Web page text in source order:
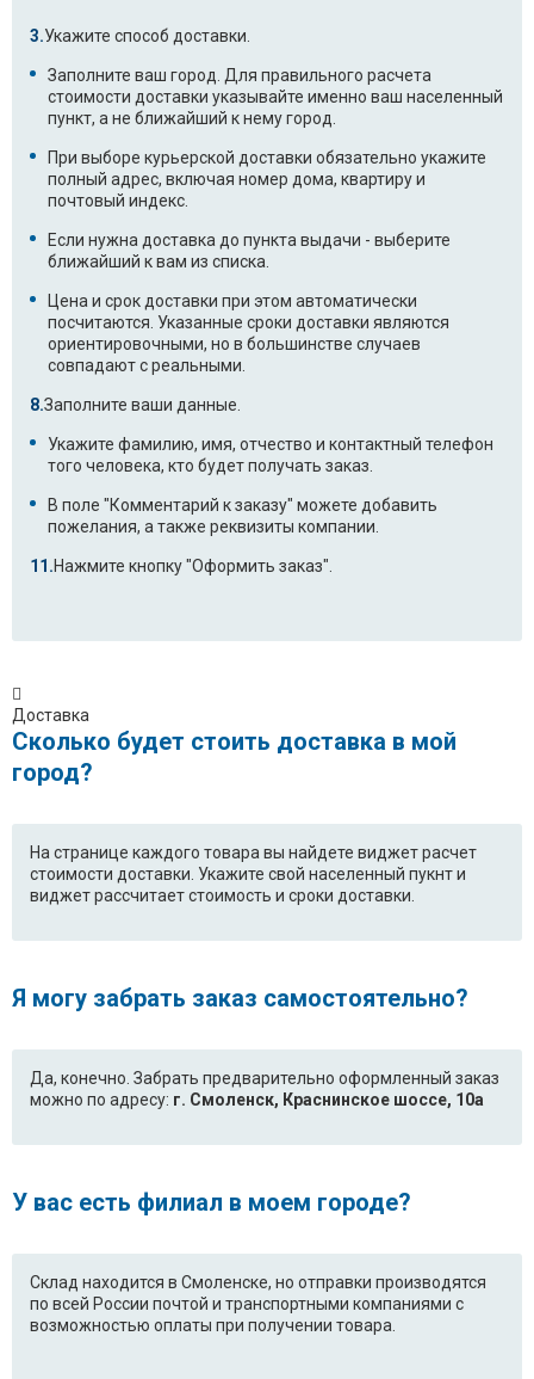
Укажите способ доставки.
Заполните ваш город. Для правильного расчета
стоимости доставки указывайте именно ваш населенный
пункт, а не ближайший к нему город.
При выборе курьерской доставки обязательно укажите
полный адрес, включая номер дома, квартиру и
почтовый индекс.
Если нужна доставка до пункта выдачи - выберите
ближайший к вам из списка.
Цена и срок доставки при этом автоматически
посчитаются. Указанные сроки доставки являются
ориентировочными, но в большинстве случаев
совпадают с реальными.
Заполните ваши данные.
Укажите фамилию, имя, отчество и контактный телефон
того человека, кто будет получать заказ.
В поле "Комментарий к заказу" можете добавить
пожелания, а также реквизиты компании.
Нажмите кнопку "Оформить заказ".
Доставка
Сколько будет стоить доставка в мой
город?
На странице каждого товара вы найдете виджет расчет
стоимости доставки. Укажите свой населенный пукнт и
виджет рассчитает стоимость и сроки доставки.
Я могу забрать заказ самостоятельно?
Да, конечно. Забрать предварительно оформленный заказ
можно по адресу: г. Смоленск, Краснинское шоссе, 10а
У вас есть филиал в моем городе?
Склад находится в Смоленске, но отправки производятся
по всей России почтой и транспортными компаниями с
возможностью оплаты при получении товара.